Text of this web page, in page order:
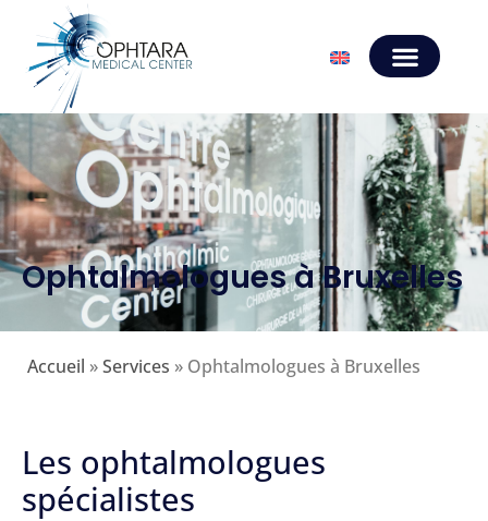
Ophtalmologues à Bruxelles
Accueil »Services » Ophtalmologues à Bruxelles
Les ophtalmologues
spécialistes